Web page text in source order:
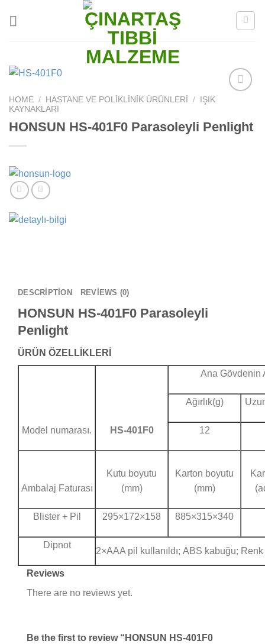
HOME / HASTANE VE POLIKLINIK ÜRÜNLERI /
IŞIK
KAYNAKLARI
HONSUN HS-401F0 Parasoleyli Penlight
DESCRIPTION REVIEWS (0)
HONSUN HS-401F0 Parasoleyli
Penlight
ÜRÜN ÖZELLİKLERİ
Model numarası. HS-401F0
Ana Gövdenin
Ağırlık(g)
12
Ambalaj Faturası
Kutu boyutu
(mm)
Karton boyutu
(mm)
Blister + Pil 295×172×158 885×315×340
Dipnot
2×AAA pil kullanıldı; ABS kabuğu; Renk
Reviews
There are no reviews yet.
Be the first to review “HONSUN HS-401F0